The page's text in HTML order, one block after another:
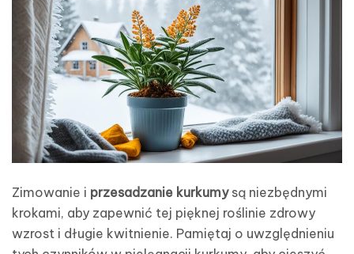
Zimowanie i przesadzanie kurkumysą niezbędnymi
krokami, aby zapewnić tej pięknej roślinie zdrowy
wzrost i długie kwitnienie. Pamiętaj o uwzględnieniu